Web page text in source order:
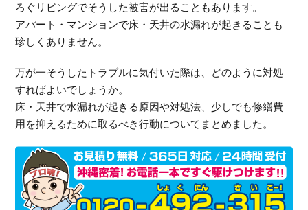
ろぐリビングでそうした被害が出ることもあります。
アパート・マンションで床・天井の水漏れが起きることも
珍しくありません。
万が一そうしたトラブルに気付いた際は、どのように対処
すればよいでしょうか。
床・天井で水漏れが起きる原因や対処法、少しでも修繕費
用を抑えるために取るべき行動についてまとめました。